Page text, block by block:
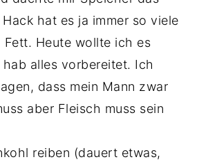
hat es ja immer so viele
Fett. Heute wollte ich es
hab alles vorbereitet. Ich
dass mein Mann zwar
aber Fleisch muss sein
reiben (dauert etwas,